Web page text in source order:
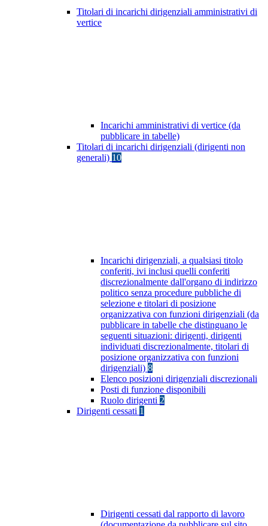
Titolari di incarichi dirigenziali amministrativi di
vertice
Incarichi amministrativi di vertice (da
pubblicare in tabelle)
Titolari di incarichi dirigenziali (dirigenti non
generali) 10
Incarichi dirigenziali, a qualsiasi titolo
conferiti, ivi inclusi quelli conferiti
discrezionalmente dall'organo di indirizzo
politico senza procedure pubbliche di
selezione e titolari di posizione
organizzativa con funzioni dirigenziali (da
pubblicare in tabelle che distinguano le
seguenti situazioni: dirigenti, dirigenti
individuati discrezionalmente, titolari di
posizione organizzativa con funzioni
dirigenziali) 8
Elenco posizioni dirigenziali discrezionali
Posti di funzione disponibili
Ruolo dirigenti 2
Dirigenti cessati 1
Dirigenti cessati dal rapporto di lavoro